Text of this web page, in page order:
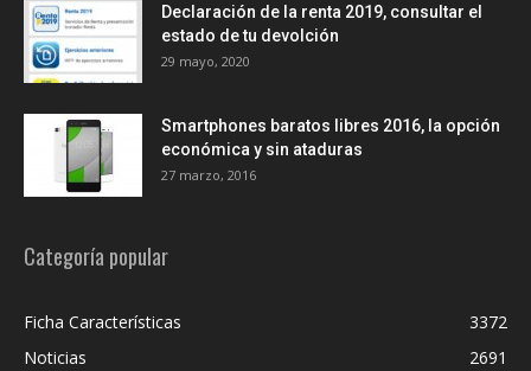
Declaración de la renta 2019, consultar el
estado de tu devolción
29 mayo, 2020
Smartphones baratos libres 2016, la opción
económica y sin ataduras
27 marzo, 2016
Categoría popular
Ficha Características
3372
Noticias
2691